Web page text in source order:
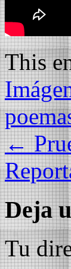
This
←
Deja
Tu